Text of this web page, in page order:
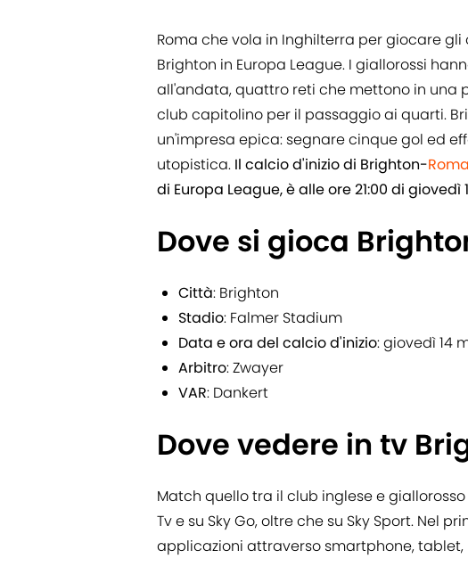
Roma che vola in Inghilterra per giocare
Brighton in Europa League. I giallorossi
all'andata, quattro reti che mettono in una
club capitolino per il passaggio ai quarti.
un'impresa epica: segnare cinque gol ed
utopistica. Il calcio d'inizio di Brighton-Roma
di Europa League, è alle ore 21:00 di giovedì
Dove si gioca
Città: Brighton
Stadio: Falmer Stadium
Data e ora del calcio d'inizio: giovedì 14
Arbitro: Zwayer
VAR: Dankert
Dove vedere in tv
Match quello tra il club inglese e giallorosso
Tv e su Sky Go, oltre che su Sky Sport. Nel
applicazioni attraverso smartphone, tablet,